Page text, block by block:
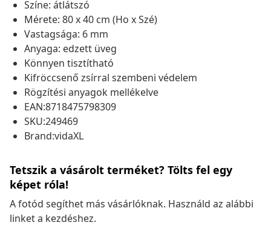
Színe: átlátszó
Mérete: 80 x 40 cm (Ho x Szé)
Vastagsága: 6 mm
Anyaga: edzett üveg
Könnyen tisztítható
Kifröccsenő zsírral szembeni védelem
Rögzítési anyagok mellékelve
EAN:8718475798309
SKU:249469
Brand:vidaXL
Tetszik a vásárolt terméket? Tölts fel egy
képet róla!
A fotód segíthet más vásárlóknak. Használd az alábbi
linket a kezdéshez.